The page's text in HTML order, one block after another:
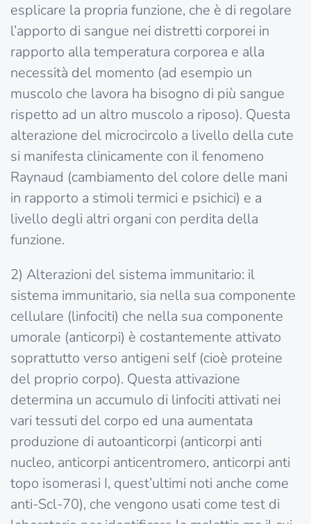
esplicare la propria funzione, che è di regolare
l’apporto di sangue nei distretti corporei in
rapporto alla temperatura corporea e alla
necessità del momento (ad esempio un
muscolo che lavora ha bisogno di più sangue
rispetto ad un altro muscolo a riposo). Questa
alterazione del microcircolo a livello della cute
si manifesta clinicamente con il fenomeno
Raynaud (cambiamento del colore delle mani
in rapporto a stimoli termici e psichici) e a
livello degli altri organi con perdita della
funzione.
2) Alterazioni del sistema immunitario: il
sistema immunitario, sia nella sua componente
cellulare (linfociti) che nella sua componente
umorale (anticorpi) è costantemente attivato
soprattutto verso antigeni self (cioè proteine
del proprio corpo). Questa attivazione
determina un accumulo di linfociti attivati nei
vari tessuti del corpo ed una aumentata
produzione di autoanticorpi (anticorpi anti
nucleo, anticorpi anticentromero, anticorpi anti
topo isomerasi I, quest’ultimi noti anche come
anti-Scl-70), che vengono usati come test di